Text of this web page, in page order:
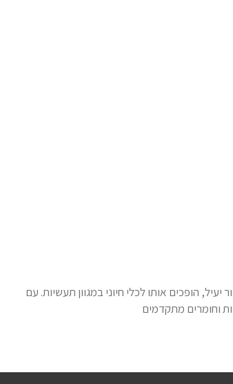
הופכים אותו לכלי חיוני במגוון תעשיות. עם
וחומרים מתקדמים